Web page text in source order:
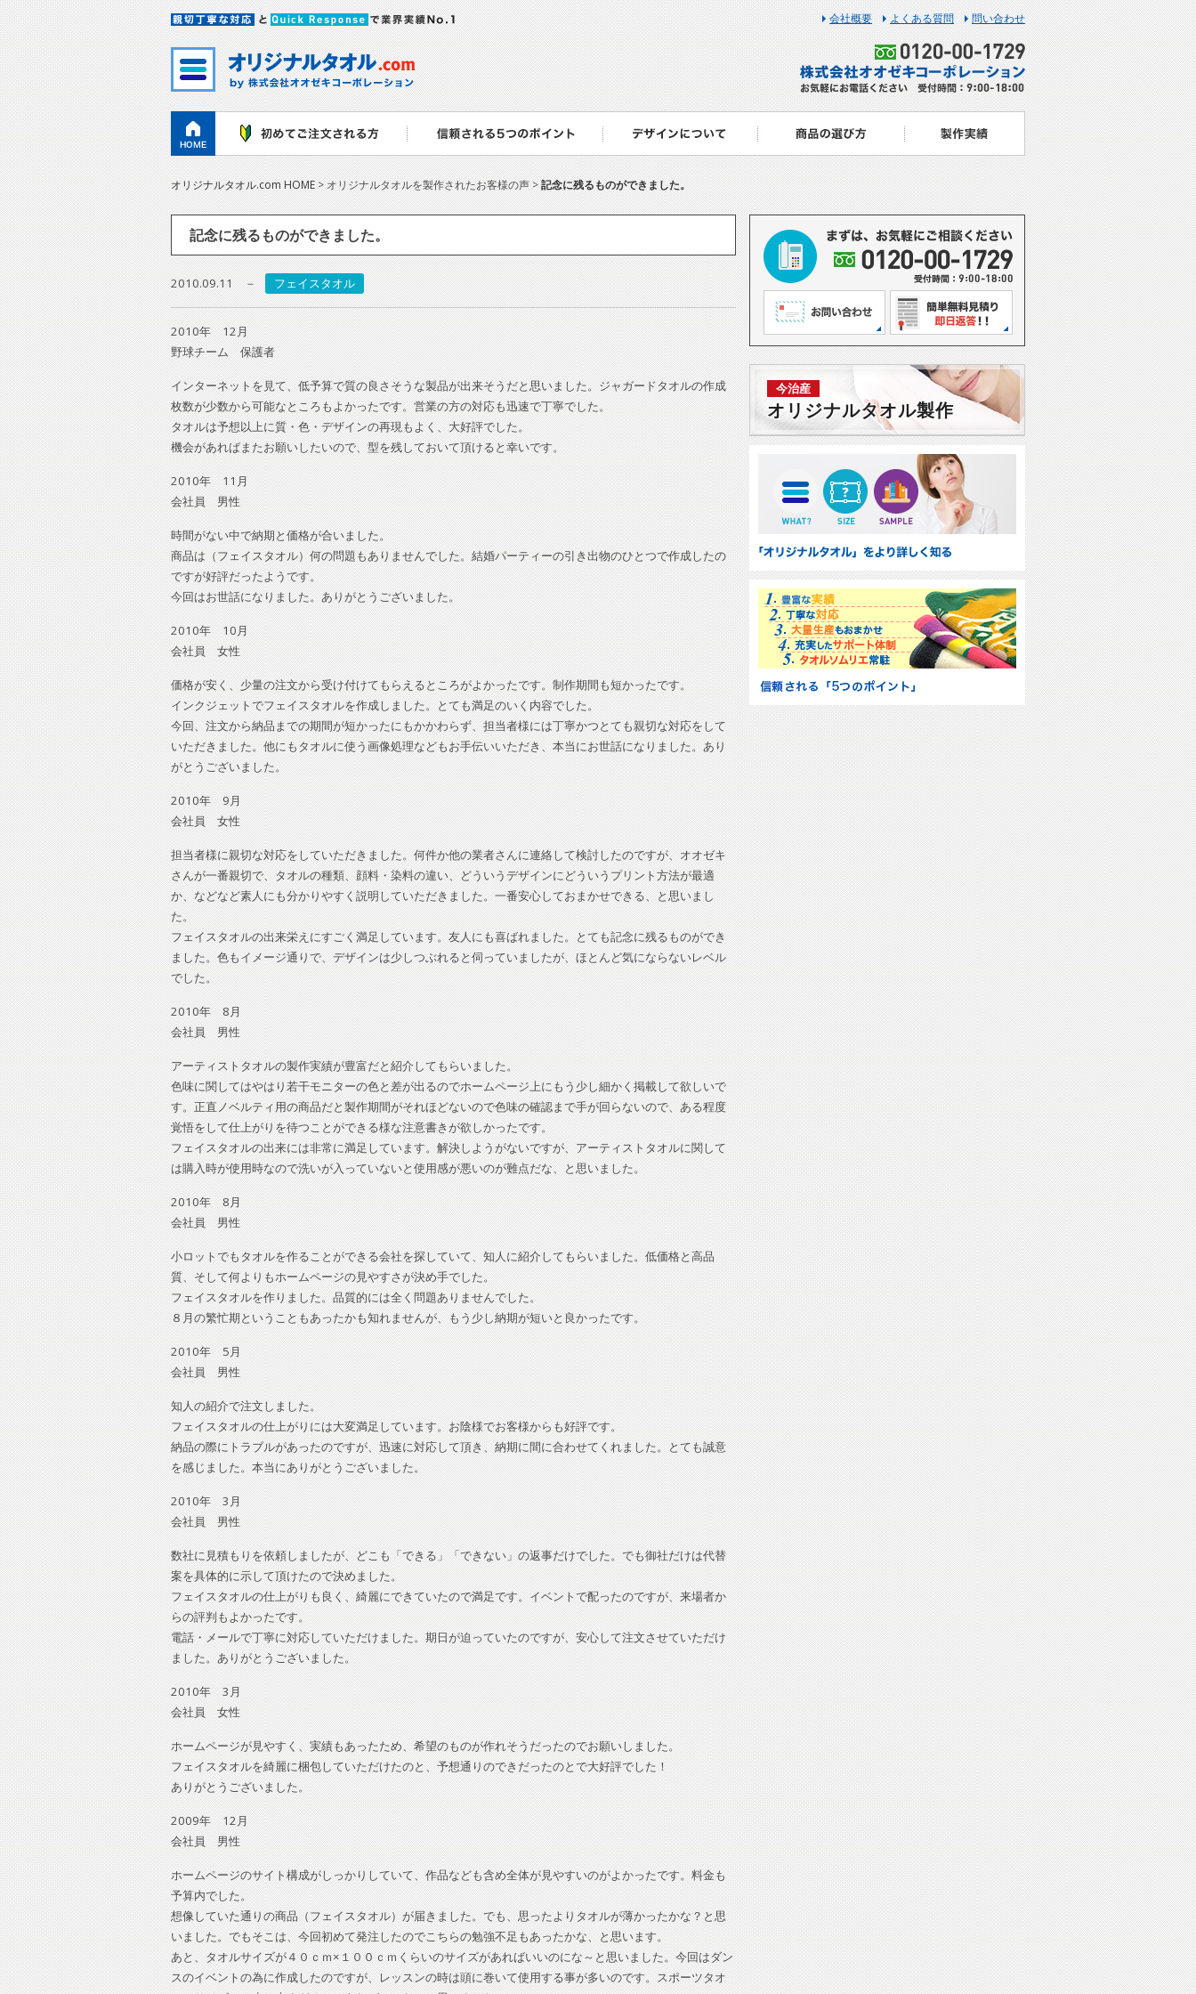
問い合わせ
よくある質問
会社概要
オリジナルタオル.com HOME> オリジナルタオルを製作されたお客様の声 >記念に残るものができました。
記念に残るものができました。
2010.09.11 フェイスタオル
2010年 12月
野球チーム 保護者
インターネットを見て、低予算で質の良さそうな製品が出来そうだと思いました。ジャガードタオルの作成
枚数が少数から可能なところもよかったです。営業の方の対応も迅速で丁寧でした。
タオルは予想以上に質・色・デザインの再現もよく、大好評でした。
機会があればまたお願いしたいので、型を残しておいて頂けると幸いです。
2010年 11月
会社員 男性
時間がない中で納期と価格が合いました。
商品は（フェイスタオル）何の問題もありませんでした。結婚パーティーの引き出物のひとつで作成したの
ですが好評だったようです。
今回はお世話になりました。ありがとうございました。
2010年 10月
会社員 女性
価格が安く、少量の注文から受け付けてもらえるところがよかったです。制作期間も短かったです。
インクジェットでフェイスタオルを作成しました。とても満足のいく内容でした。
今回、注文から納品までの期間が短かったにもかかわらず、担当者様には丁寧かつとても親切な対応をして
いただきました。他にもタオルに使う画像処理などもお手伝いいただき、本当にお世話になりました。あり
がとうございました。
2010年 9月
会社員 女性
担当者様に親切な対応をしていただきました。何件か他の業者さんに連絡して検討したのですが、オオゼキ
さんが一番親切で、タオルの種類、顔料・染料の違い、どういうデザインにどういうプリント方法が最適
か、などなど素人にも分かりやすく説明していただきました。一番安心しておまかせできる、と思いまし
た。
フェイスタオルの出来栄えにすごく満足しています。友人にも喜ばれました。とても記念に残るものができ
ました。色もイメージ通りで、デザインは少しつぶれると伺っていましたが、ほとんど気にならないレベル
でした。
2010年 8月
会社員 男性
アーティストタオルの製作実績が豊富だと紹介してもらいました。
色味に関してはやはり若干モニターの色と差が出るのでホームページ上にもう少し細かく掲載して欲しいで
す。正直ノベルティ用の商品だと製作期間がそれほどないので色味の確認まで手が回らないので、ある程度
覚悟をして仕上がりを待つことができる様な注意書きが欲しかったです。
フェイスタオルの出来には非常に満足しています。解決しようがないですが、アーティストタオルに関して
は購入時が使用時なので洗いが入っていないと使用感が悪いのが難点だな、と思いました。
2010年 8月
会社員 男性
小ロットでもタオルを作ることができる会社を探していて、知人に紹介してもらいました。低価格と高品
質、そして何よりもホームページの見やすさが決め手でした。
フェイスタオルを作りました。品質的には全く問題ありませんでした。
８月の繁忙期ということもあったかも知れませんが、もう少し納期が短いと良かったです。
2010年 5月
会社員 男性
知人の紹介で注文しました。
フェイスタオルの仕上がりには大変満足しています。お陰様でお客様からも好評です。
納品の際にトラブルがあったのですが、迅速に対応して頂き、納期に間に合わせてくれました。とても誠意
を感じました。本当にありがとうございました。
2010年 3月
会社員 男性
数社に見積もりを依頼しましたが、どこも「できる」「できない」の返事だけでした。でも御社だけは代替
案を具体的に示して頂けたので決めました。
フェイスタオルの仕上がりも良く、綺麗にできていたので満足です。イベントで配ったのですが、来場者か
らの評判もよかったです。
電話・メールで丁寧に対応していただけました。期日が迫っていたのですが、安心して注文させていただけ
ました。ありがとうございました。
2010年 3月
会社員 女性
ホームページが見やすく、実績もあったため、希望のものが作れそうだったのでお願いしました。
フェイスタオルを綺麗に梱包していただけたのと、予想通りのできだったのとで大好評でした！
ありがとうございました。
2009年 12月
会社員 男性
ホームページのサイト構成がしっかりしていて、作品なども含め全体が見やすいのがよかったです。料金も
予算内でした。
想像していた通りの商品（フェイスタオル）が届きました。でも、思ったよりタオルが薄かったかな？と思
いました。でもそこは、今回初めて発注したのでこちらの勉強不足もあったかな、と思います。
あと、タオルサイズが４０ｃｍ×１００ｃｍくらいのサイズがあればいいのにな～と思いました。今回はダン
スのイベントの為に作成したのですが、レッスンの時は頭に巻いて使用する事が多いのです。スポーツタオ
今治産
オリジナルタオル製作